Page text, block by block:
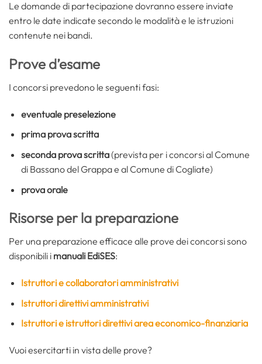
Le domande di partecipazione dovranno essere inviate
entro le date indicate secondo le modalità e le istruzioni
contenute nei bandi.
Prove d’esame
I concorsi prevedono le seguenti fasi:
eventuale preselezione
prima prova scritta
seconda prova scritta(prevista per i concorsi al Comune
di Bassano del Grappa e al Comune di Cogliate)
prova orale
Risorse per la preparazione
Per una preparazione efficace alle prove dei concorsi sono
disponibili i manuali EdiSES:
Istruttori e collaboratori amministrativi
Istruttori direttivi amministrativi
Istruttori e istruttori direttivi area economico-finanziaria
Vuoi esercitarti in vista delle prove?